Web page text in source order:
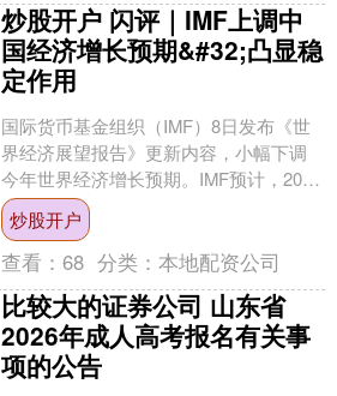
炒股开户 闪评｜IMF上调中
国经济增长预期&#32;凸显稳
定作用
国际货币基金组织（IMF）8日发布《世
界经济展望报告》更新内容，小幅下调
今年世界经济增长预期。IMF预计，2026
年世界经济将增长3%，比4月预测值低
0.1个百....
炒股开户
查看：68 分类：本地配资公司
比较大的证券公司 山东省
2026年成人高考报名有关事
项的公告